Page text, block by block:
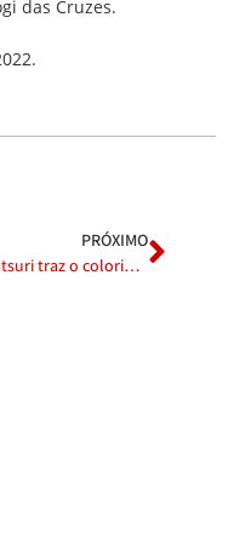
das Cruzes.
PRÓXIMO
Akimatsuri traz o colorido da Província de Okinawa